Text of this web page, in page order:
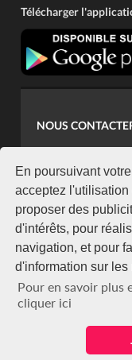
En poursuivant
acceptez
proposer des
d'intérêts, pour
navigation, et pour
d'information sur
Pour en savoir plus
cliquer ici
Télécharger
NOUS
+225 07 08
NEWSLETTER
Restez connecté via
S'abonner
Se désabonner